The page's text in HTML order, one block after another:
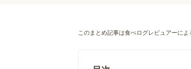
このまとめ記事は食べログレビュアーによ